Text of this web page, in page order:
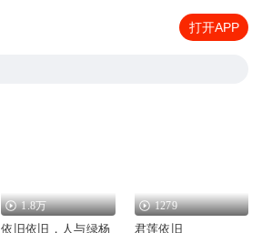
打开APP
1.8万
依旧依旧，人与绿杨
1279
君莲依旧